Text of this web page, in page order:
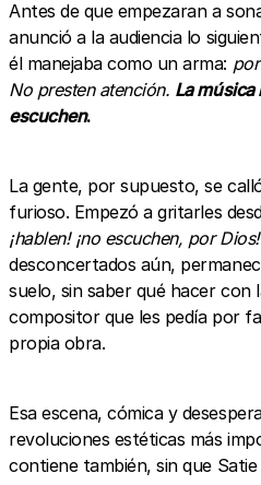
Antes de que empezaran a
anunció a la audiencia lo
él manejaba como un arma:
No presten atención. La música
escuchen.
La gente, por supuesto, se
furioso. Empezó a gritarles
¡hablen! ¡no escuchen, por Dios!
desconcertados aún,
suelo, sin saber qué hacer con
compositor que les pedía por
propia obra.
Esa escena, cómica y
revoluciones estéticas más
contiene también, sin que